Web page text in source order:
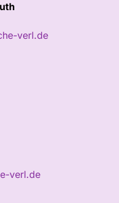
verl.de
verl.de